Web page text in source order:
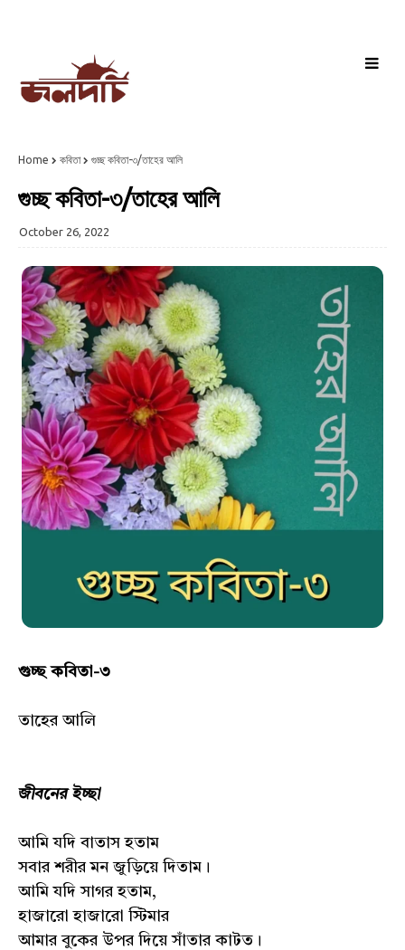
Home কবিতা গুচ্ছ কবিতা-৩/তাহের আলি
গুচ্ছ কবিতা-৩/তাহের আলি
October 26, 2022
গুচ্ছ কবিতা-৩
তাহের আলি
জীবনের ইচ্ছা
আমি যদি বাতাস হতাম
সবার শরীর মন জুড়িয়ে দিতাম।
আমি যদি সাগর হতাম,
হাজারো হাজারো স্টিমার
আমার বুকের উপর দিয়ে সাঁতার কাটত।